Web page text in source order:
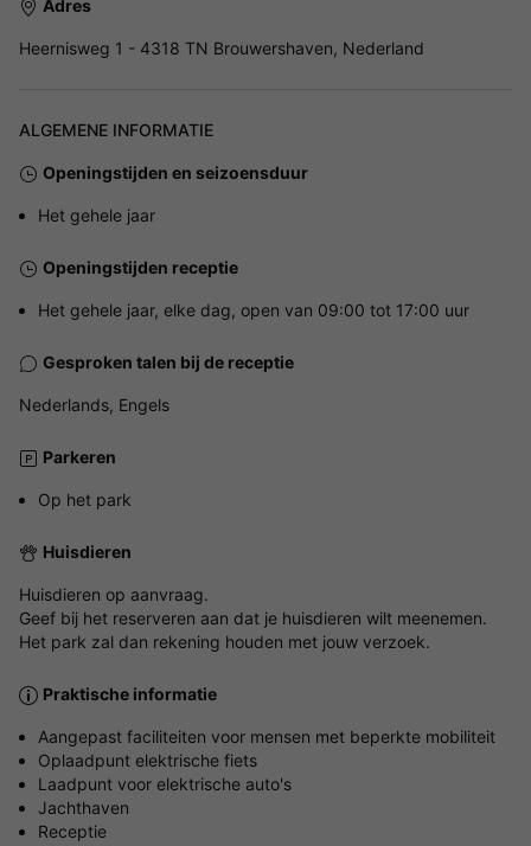
Adres
Heernisweg 1 - 4318 TN Brouwershaven, Nederland
ALGEMENE INFORMATIE
Openingstijden en seizoensduur
Het gehele jaar
Openingstijden receptie
Het gehele jaar, elke dag, open van 09:00 tot 17:00 uur
Gesproken talen bij de receptie
Nederlands, Engels
Parkeren
Op het park
Huisdieren
Huisdieren op aanvraag.
Geef bij het reserveren aan dat je huisdieren wilt meenemen.
Het park zal dan rekening houden met jouw verzoek.
Praktische informatie
Aangepast faciliteiten voor mensen met beperkte mobiliteit
Oplaadpunt elektrische fiets
Laadpunt voor elektrische auto's
Jachthaven
Receptie